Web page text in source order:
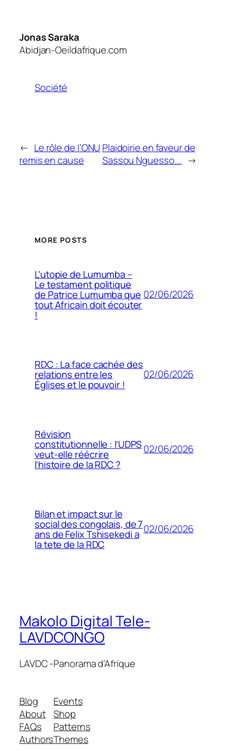
Jonas Saraka
Abidjan-Oeildafrique.com
Société
← Le rôle de l’ONU
remis en cause
Plaidoirie en faveur de
Sassou Nguesso…. →
MORE POSTS
L’utopie de Lumumba –
Le testament politique
de Patrice Lumumba que
tout Africain doit écouter
!
02/06/2026
RDC : La face cachée des
relations entre les
Églises et le pouvoir !
02/06/2026
Révision
constitutionnelle : l’UDPS
veut-elle réécrire
l’histoire de la RDC ?
02/06/2026
Bilan et impact sur le
social des congolais, de 7
ans de Felix Tshisekedi a
la tete de la RDC
02/06/2026
Makolo Digital Tele-
LAVDCONGO
LAVDC -Panorama d'Afrique
Blog
About
FAQs
Authors
Events
Shop
Patterns
Themes